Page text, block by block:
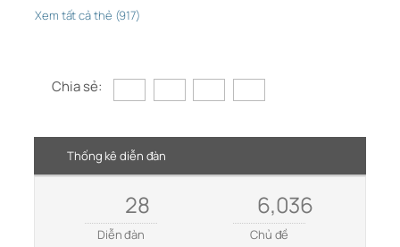
Xem tất cả thẻ (917)
Chia sẻ:
Thống kê diễn đàn
28
Diễn đàn
6,036
Chủ đề